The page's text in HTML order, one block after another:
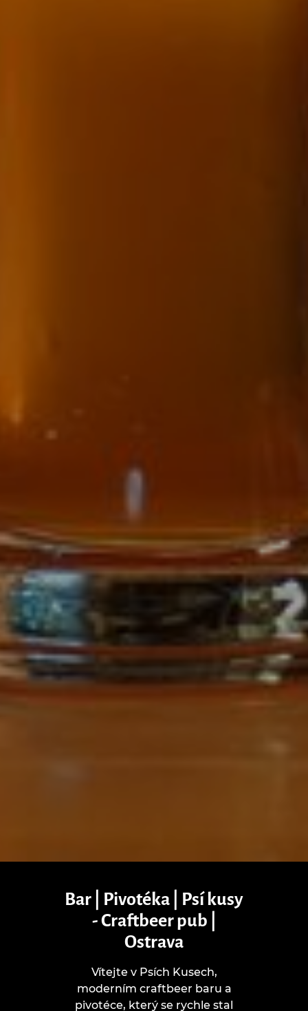
Bar | Pivotéka | Psí kusy
- Craftbeer pub |
Ostrava
Vítejte v Psích Kusech,
moderním craftbeer baru a
pivotéce, který se rychle stal